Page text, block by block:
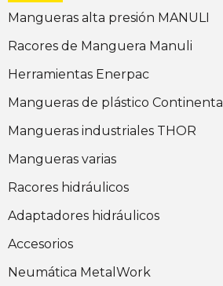
Mangueras alta presión MANULI
Racores de Manguera Manuli
Herramientas Enerpac
Mangueras de plástico Continental
Mangueras industriales THOR
Mangueras varias
Racores hidráulicos
Adaptadores hidráulicos
Accesorios
Neumática MetalWork